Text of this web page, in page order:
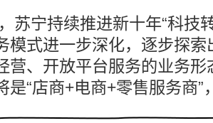
苏宁持续推进新十年“科技
模式进一步深化，逐步探
营、开放平台服务的业务
是“店商+电商+零售服务商”